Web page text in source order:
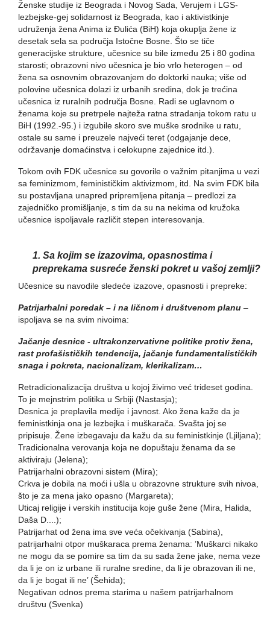
Ženske studije iz Beograda i Novog Sada, Verujem i LGS-
lezbejske-gej solidarnost iz Beograda, kao i aktivistkinje
udruženja žena Anima iz Đulića (BiH) koja okuplja žene iz
desetak sela sa područja Istočne Bosne. Što se tiče
generacijske strukture, učesnice su bile između 25 i 80 godina
starosti; obrazovni nivo učesnica je bio vrlo heterogen – od
žena sa osnovnim obrazovanjem do doktorki nauka; više od
polovine učesnica dolazi iz urbanih sredina, dok je trećina
učesnica iz ruralnih područja Bosne. Radi se uglavnom o
ženama koje su pretrpele najteža ratna stradanja tokom ratu u
BiH (1992.-95.) i izgubile skoro sve muške srodnike u ratu,
ostale su same i preuzele najveći teret (odgajanje dece,
održavanje domaćinstva i celokupne zajednice itd.).
Tokom ovih FDK učesnice su govorile o važnim pitanjima u vezi
sa feminizmom, feminističkim aktivizmom, itd. Na svim FDK bila
su postavljana unapred pripremljena pitanja – predlozi za
zajedničko promišljanje, s tim da su na nekima od kružoka
učesnice ispoljavale različit stepen interesovanja.
1. Sa kojim se izazovima, opasnostima i
preprekama susreće ženski pokret u vašoj zemlji?
Učesnice su navodile sledeće izazove, opasnosti i prepreke:
Patrijarhalni poredak – i na ličnom i društvenom planu –
ispoljava se na svim nivoima:
Jačanje desnice - ultrakonzervativne politike protiv žena,
rast profašističkih tendencija, jačanje fundamentalističkih
snaga i pokreta, nacionalizam, klerikalizam…
Retradicionalizacija društva u kojoj živimo već trideset godina.
To je mejnstrim politika u Srbiji (Nastasja);
Desnica je preplavila medije i javnost. Ako žena kaže da je
feministkinja ona je lezbejka i muškarača. Svašta joj se
pripisuje. Žene izbegavaju da kažu da su feministkinje (Ljiljana);
Tradicionalna verovanja koja ne dopuštaju ženama da se
aktiviraju (Jelena);
Patrijarhalni obrazovni sistem (Mira);
Crkva je dobila na moći i ušla u obrazovne strukture svih nivoa,
što je za mena jako opasno (Margareta);
Uticaj religije i verskih institucija koje guše žene (Mira, Halida,
Daša D....);
Patrijarhat od žena ima sve veća očekivanja (Sabina),
patrijarhalni otpor muškaraca prema ženama: ’Muškarci nikako
ne mogu da se pomire sa tim da su sada žene jake, nema veze
da li je on iz urbane ili ruralne sredine, da li je obrazovan ili ne,
da li je bogat ili ne’ (Šehida);
Negativan odnos prema starima u našem patrijarhalnom
društvu (Svenka)